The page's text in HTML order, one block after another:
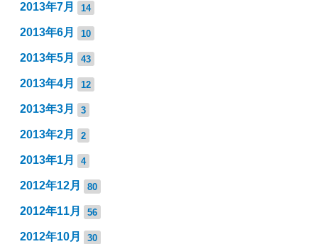
2013年7月 14
2013年6月 10
2013年5月 43
2013年4月 12
2013年3月 3
2013年2月 2
2013年1月 4
2012年12月 80
2012年11月 56
2012年10月 30